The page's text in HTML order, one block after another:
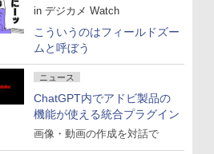
in デジカメ Watch
こういうのはフィールドズー
ムと呼ぼう
ニュース
ChatGPT内でアドビ製品の
機能が使える統合プラグイン
画像・動画の作成を対話で